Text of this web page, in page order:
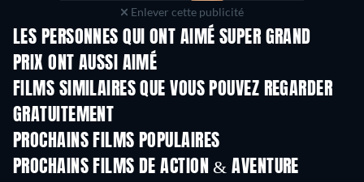
Enlever cette publicité
LES PERSONNES QUI ONT AIMÉ SUPER GRAND
PRIX ONT AUSSI AIMÉ
FILMS SIMILAIRES QUE VOUS POUVEZ REGARDER
GRATUITEMENT
PROCHAINS FILMS POPULAIRES
PROCHAINS FILMS DE ACTION & AVENTURE